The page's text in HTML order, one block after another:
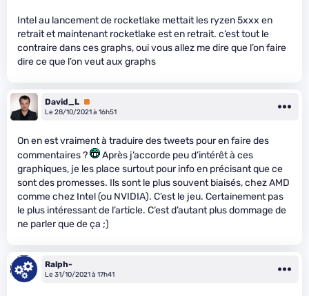
Intel au lancement de rocketlake mettait les ryzen 5xxx en
retrait et maintenant rocketlake est en retrait. c’est tout le
contraire dans ces graphs, oui vous allez me dire que l’on faire
dire ce que l’on veut aux graphs
David_L Premium
Le 28/10/2021 à 16h51
On en est vraiment à traduire des tweets pour en faire des
commentaires ?
Après j’accorde peu d’intérêt à ces
graphiques, je les place surtout pour info en précisant que ce
sont des promesses. Ils sont le plus souvent biaisés, chez AMD
comme chez Intel (ou NVIDIA). C’est le jeu. Certainement pas
le plus intéressant de l’article. C’est d’autant plus dommage de
ne parler que de ça ;)
Ralph-
Le 31/10/2021 à 17h41